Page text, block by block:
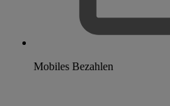
Mobiles Bezahlen